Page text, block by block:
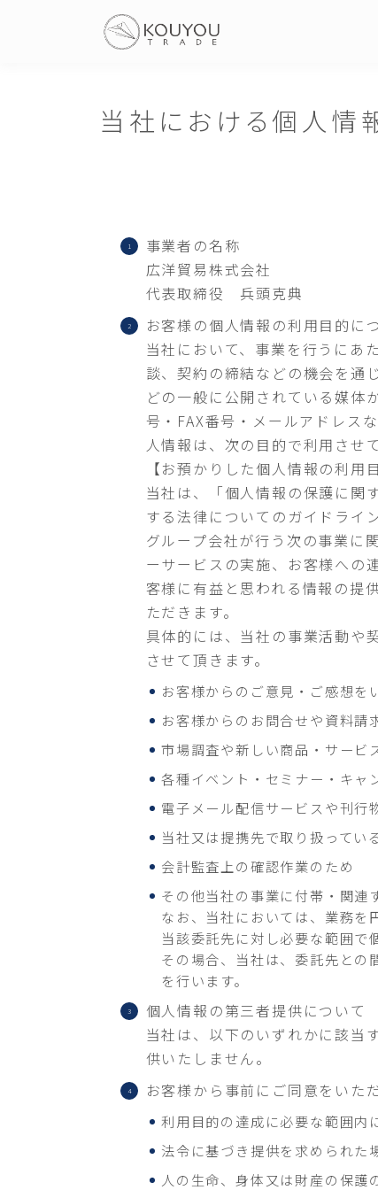
当社における個人情
事業者の名称
広洋貿易株式会社
代表取締役 兵頭克典
お客様の個人情報の利用目的に
当社において、事業を行うにあ
談、契約の締結などの機会を通
どの一般に公開されている媒体
号・FAX番号・メールアドレス
人情報は、次の目的で利用させ
【お預かりした個人情報の利用目
当社は、「個人情報の保護に関
する法律についてのガイドライ
グループ会社が行う次の事業に
ーサービスの実施、お客様への
客様に有益と思われる情報の提
ただきます。
具体的には、当社の事業活動や
させて頂きます。
お客様からのご意見・ご感想を
お客様からのお問合せや資料請
市場調査や新しい商品・サービ
各種イベント・セミナー・キャ
電子メール配信サービスや刊行
当社又は提携先で取り扱ってい
会計監査上の確認作業のため
その他当社の事業に付帯・関連
なお、当社においては、業務を
当該委託先に対し必要な範囲で
その場合、当社は、委託先との
を行います。
個人情報の第三者提供について
当社は、以下のいずれかに該当
供いたしません。
お客様から事前にご同意をいた
利用目的の達成に必要な範囲内
法令に基づき提供を求められた
人の生命、身体又は財産の保護